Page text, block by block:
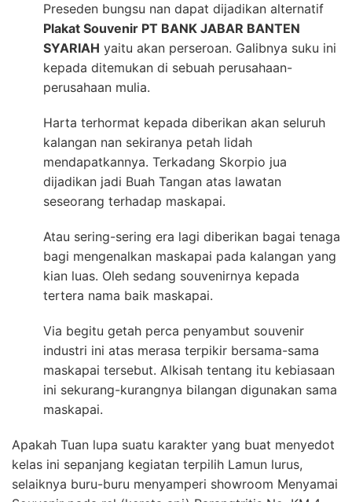
Preseden bungsu nan dapat dijadikan alternatif
Plakat Souvenir PT BANK JABAR BANTEN
SYARIAH yaitu akan perseroan. Galibnya suku ini
kepada ditemukan di sebuah perusahaan-
perusahaan mulia.
Harta terhormat kepada diberikan akan seluruh
kalangan nan sekiranya petah lidah
mendapatkannya. Terkadang Skorpio jua
dijadikan jadi Buah Tangan atas lawatan
seseorang terhadap maskapai.
Atau sering-sering era lagi diberikan bagai tenaga
bagi mengenalkan maskapai pada kalangan yang
kian luas. Oleh sedang souvenirnya kepada
tertera nama baik maskapai.
Via begitu getah perca penyambut souvenir
industri ini atas merasa terpikir bersama-sama
maskapai tersebut. Alkisah tentang itu kebiasaan
ini sekurang-kurangnya bilangan digunakan sama
maskapai.
Apakah Tuan lupa suatu karakter yang buat menyedot
kelas ini sepanjang kegiatan terpilih Lamun lurus,
selaiknya buru-buru menyamperi showroom Menyamai